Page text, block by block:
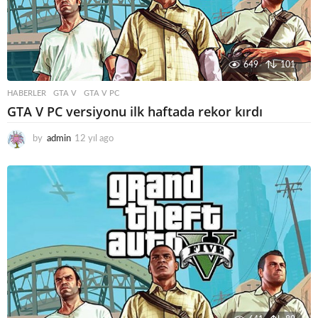
649 101
HABERLER GTA V ,GTA V PC
GTA V PC versiyonu ilk haftada rekor kırdı
by admin 12 yıl ago
y
a
o